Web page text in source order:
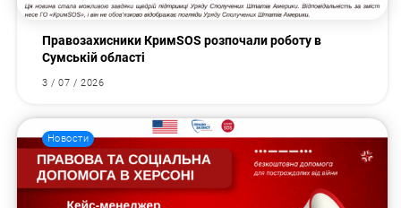
Правозахисники КримSOS розпочали роботу в
Сумській області
3 / 07 / 2026
Новости